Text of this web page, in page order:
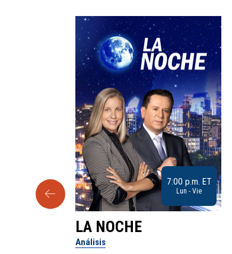
9:30 a.m. ET 7:00 p.m. ET
Lun - Vie
LA NOCHE
Análisis